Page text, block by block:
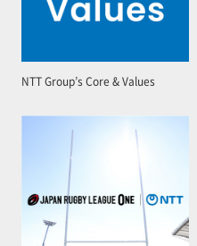
NTT Group’s Core & Values